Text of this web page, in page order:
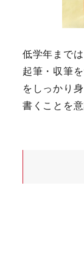
低学年まで
起筆・収筆
をしっかり
書くことを